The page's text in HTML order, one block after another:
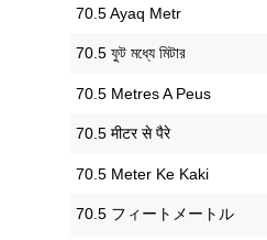
‎70.5 Ayaq Metr
‎70.5 ফুট মধ্যে মিটার
‎70.5 Metres A Peus
‎70.5 मीटर से पैरे
‎70.5 Meter Ke Kaki
‎70.5 フィートメートル